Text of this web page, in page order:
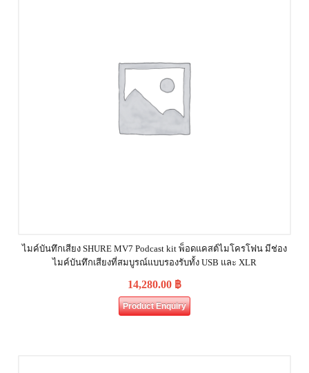
ไมค์บันทึกเสียง SHURE MV7 Podcast kit พ็อดแคสต์ไมโครโฟน มีช่อง
ไมค์บันทึกเสียงที่สมบูรณ์แบบรองรับทั้ง USB และ XLR
14,280.00 ฿
Product Enquiry